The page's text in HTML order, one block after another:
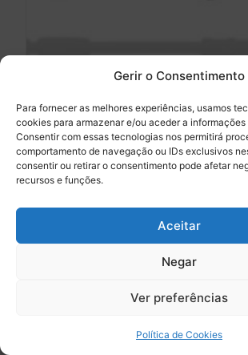
Gerir o Consentimento
Para fornecer as melhores experiências, usamos
cookies para armazenar e/ou aceder a
Consentir com essas tecnologias nos permitirá
comportamento de navegação ou IDs exclusivos
consentir ou retirar o consentimento pode afetar
recursos e funções.
Aceitar
Negar
Ver preferências
Política de Cookies
Porta-matriz Tofflemire –
12.90€
Ver opções